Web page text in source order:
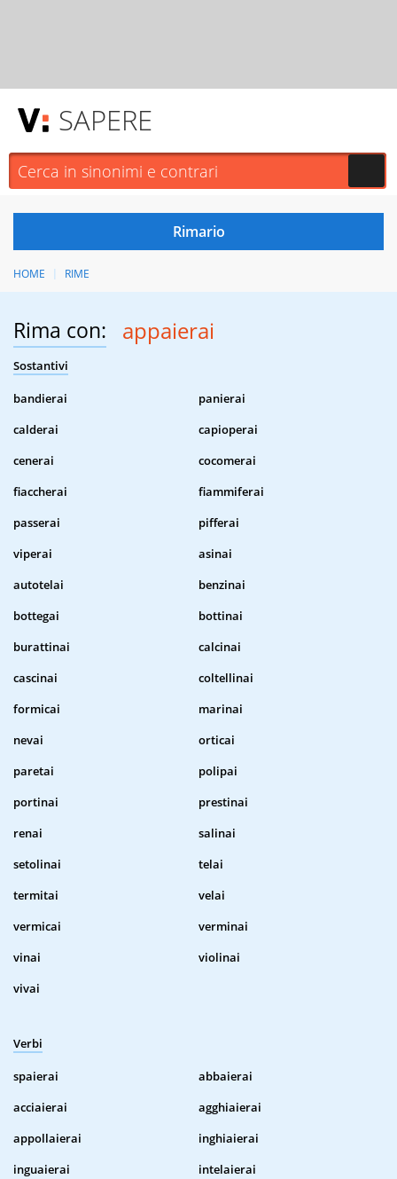
SAPERE
HOME RIME
Rima con: appaierai
Sostantivi
bandierai
panierai
calderai
capioperai
cenerai
cocomerai
fiaccherai
fiammiferai
passerai
pifferai
viperai
asinai
autotelai
benzinai
bottegai
bottinai
burattinai
calcinai
cascinai
coltellinai
formicai
marinai
nevai
orticai
paretai
polipai
portinai
prestinai
renai
salinai
setolinai
telai
termitai
velai
vermicai
verminai
vinai
violinai
vivai
Verbi
spaierai
abbaierai
acciaierai
agghiaierai
appollaierai
inghiaierai
inguaierai
intelaierai